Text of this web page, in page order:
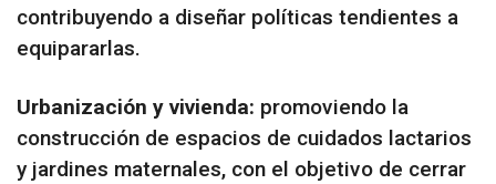
contribuyendo a diseñar políticas tendientes a
equipararlas.
Urbanización y vivienda: promoviendo la
construcción de espacios de cuidados lactarios
y jardines maternales, con el objetivo de cerrar